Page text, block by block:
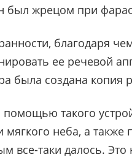
был жрецом при
благодаря
ее речевой
была создана копия
такого
неба, а также
все-таки далось.